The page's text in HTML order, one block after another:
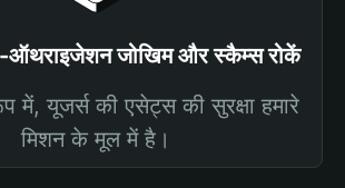
जोखिम और स्कैम्स रोकें
यूजर्स की एसेट्स की सुरक्षा हमारे
मिशन के मूल में है।